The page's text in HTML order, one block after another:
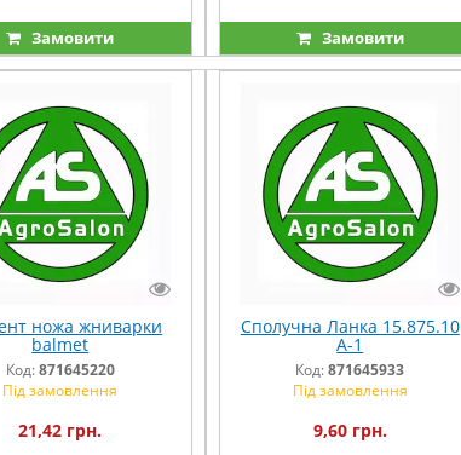
Замовити Замовити
ножа жниварки
balmet
Код:871645220
Під замовлення
21,42 грн.
Сполучна Ланка 15.875.10
A-1
Код:871645933
Під замовлення
9,60 грн.